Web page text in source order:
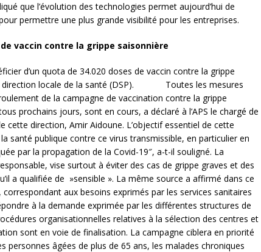
que l’évolution des technologies permet aujourd’hui de
permettre une plus grande visibilité pour les entreprises.
vaccin contre la grippe saisonnière
d’un quota de 34.020 doses de vaccin contre la grippe
direction locale de la santé (DSP). Toutes les mesures
de la campagne de vaccination contre la grippe
prochains jours, sont en cours, a déclaré à l’APS le chargé de
cette direction, Amir Aidoune. L’objectif essentiel de cette
santé publique contre ce virus transmissible, en particulier en
par la propagation de la Covid-19″, a-t-il souligné. La
vise surtout à éviter des cas de grippe graves et des
a qualifiée de »sensible ». La même source a affirmé dans ce
aux besoins exprimés par les services sanitaires
à la demande exprimée par les différentes structures de
organisationnelles relatives à la sélection des centres et
sont en voie de finalisation. La campagne ciblera en priorité
personnes âgées de plus de 65 ans, les malades chroniques